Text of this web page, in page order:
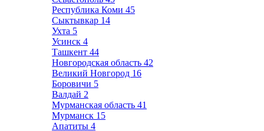
Республика Коми 45
Сыктывкар 14
Ухта 5
Усинск 4
Ташкент 44
Новгородская область 42
Великий Новгород 16
Боровичи 5
Валдай 2
Мурманская область 41
Мурманск 15
Апатиты 4